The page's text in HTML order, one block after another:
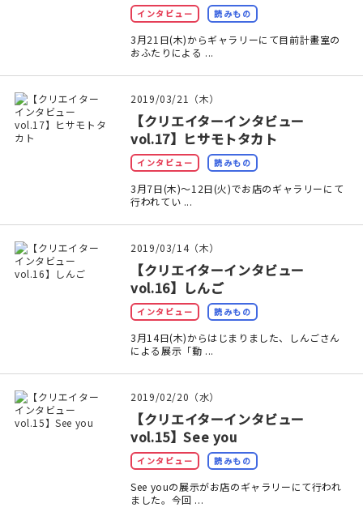
カートを見る
インタビュー 読みもの
3月21日(木)からギャラリーにて目前計畫室の
おふたりによる ...
2019/03/21（木）
【クリエイターインタビュー
vol.17】ヒサモトタカト
インタビュー 読みもの
3月7日(木)～12日(火)でお店のギャラリーにて
行われてい ...
2019/03/14（木）
【クリエイターインタビュー
vol.16】しんご
インタビュー 読みもの
3月14日(木)からはじまりました、しんごさん
による展示「動 ...
2019/02/20（水）
【クリエイターインタビュー
vol.15】See you
インタビュー 読みもの
See youの展示がお店のギャラリーにて行われ
ました。今回 ...